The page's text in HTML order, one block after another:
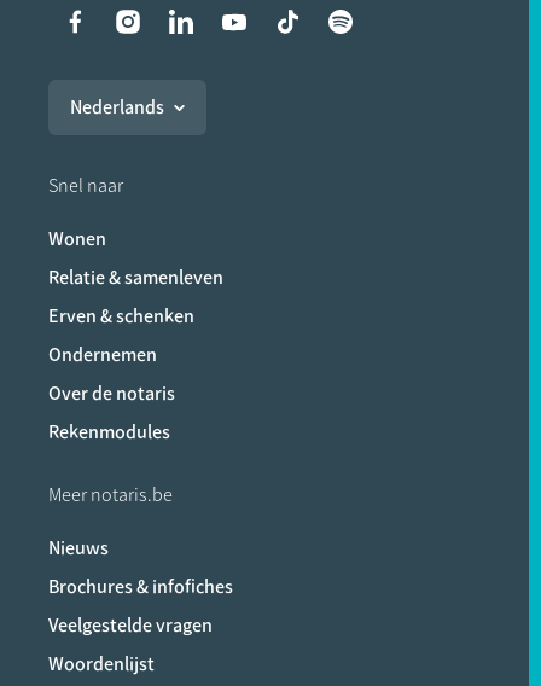
Liens vers les réseaux
Nederlands
Snel naar
Wonen
Relatie & samenleven
Erven & schenken
Ondernemen
Over de notaris
Rekenmodules
Meer notaris.be
Nieuws
Brochures & infofiches
Veelgestelde vragen
Woordenlijst